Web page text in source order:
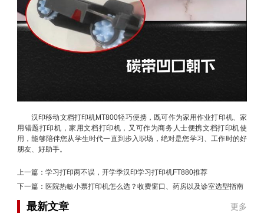
汉印移动文档打印机MT800轻巧便携，既可作为家用作业打印机、家
用错题打印机，家用文档打印机，又可作为商务人士便携文档打印机使
用，能够陪伴您从学生时代一直到步入职场，绝对是您学习、工作时的好
朋友、好助手。
上一篇： 学习打印两不误，开学季汉印学习打印机FT880推荐
下一篇： 医院热敏小票打印机怎么选？收费窗口、药房以及诊室选型指南
最新文章 更多